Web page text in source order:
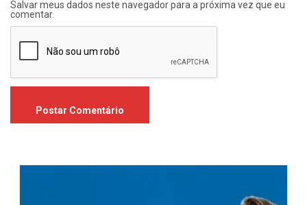
Salvar meus dados neste navegador para a próxima vez que eu
comentar.